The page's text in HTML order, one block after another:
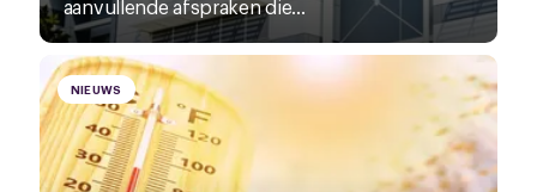
aanvullende afspraken die...
NIEUWS